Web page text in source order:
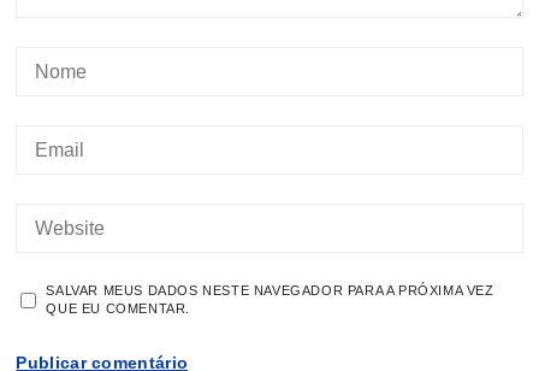
SALVAR MEUS DADOS NESTE NAVEGADOR PARA A PRÓXIMA VEZ
QUE EU COMENTAR.